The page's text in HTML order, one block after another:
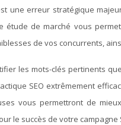
une erreur stratégique
de marché vous
de vos concurrents,
les mots-clés pertinents
SEO extrêmement
vous permettront de
le succès de votre campagne